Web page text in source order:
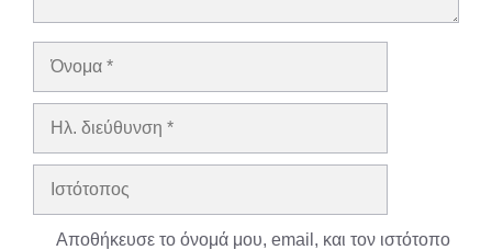
Όνομα
Ηλ.
Ιστότοπος
Αποθήκευσε το όνομά μου, email, και τον ιστότοπο